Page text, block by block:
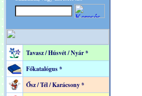
Tavasz / Húsvét / Nyár *
Főkatalógus *
Ősz / Tél / Karácsony *